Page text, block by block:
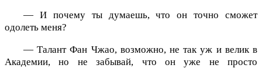
— И почему ты думаешь, что он точно сможет
одолеть меня?
— Талант Фан Чжао, возможно, не так уж и велик в
Академии, но не забывай, что он уже не просто